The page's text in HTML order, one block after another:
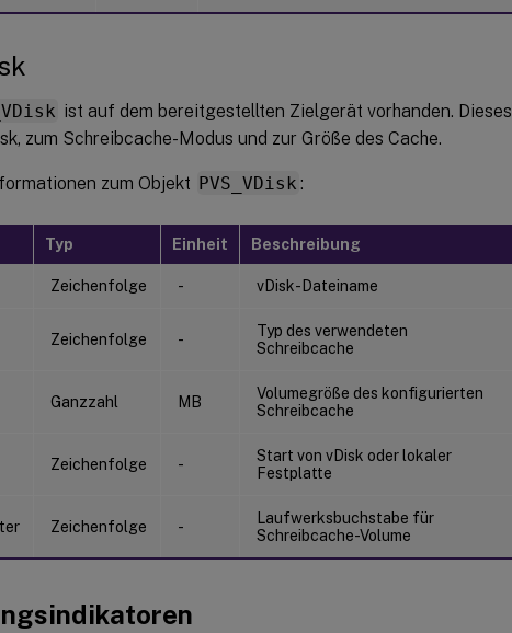
ist auf dem bereitgestellten Zielgerät vorhanden. Dieses
zum Schreibcache-Modus und zur Größe des Cache.
zum Objekt PVS_VDisk :
Typ Einheit Beschreibung
Zeichenfolge - vDisk-Dateiname
Zeichenfolge -
Typ des verwendeten
Schreibcache
Ganzzahl MB
Volumegröße des konfigurierten
Schreibcache
Zeichenfolge -
Start von vDisk oder lokaler
Festplatte
Zeichenfolge -
Laufwerksbuchstabe für
Schreibcache-Volume